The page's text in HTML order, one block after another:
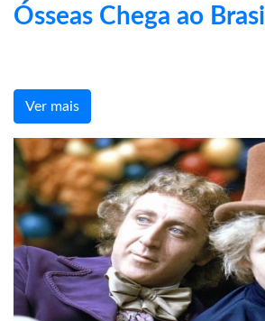
Ósseas Chega ao Brasil
Ver mais